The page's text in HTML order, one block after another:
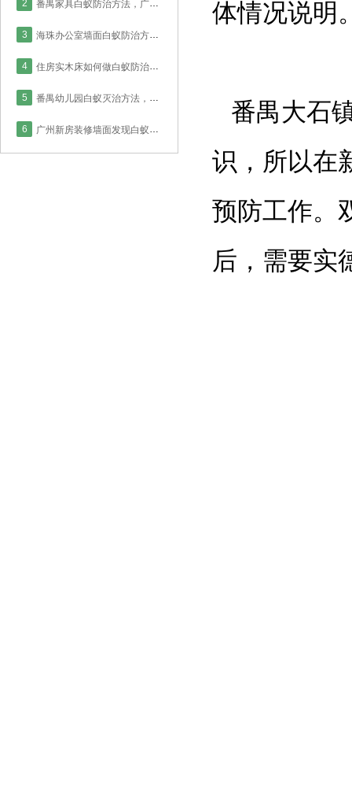
2 番禺家具白蚁防治方法，广州防治中心2小时完成房屋施工！
3 海珠办公室墙面白蚁防治方案，广州防治中心药水灭治工程！
4 住房实木床如何做白蚁防治，番禺业主采用喷药灭治处理！
5 番禺幼儿园白蚁灭治方法，针对木地板白蚁实德防治中心这么做！
6 广州新房装修墙面发现白蚁如何防治？看实德防治中心怎么处理！
体情况说明
番禺大石
识，所以在
预防工作。
后，需要实